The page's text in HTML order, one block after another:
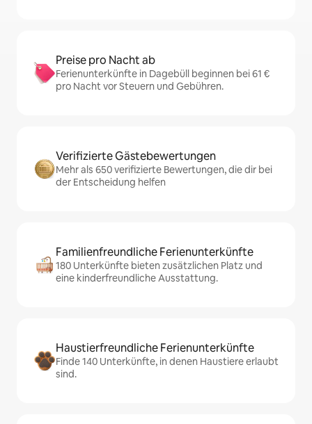
Preise pro Nacht ab
Ferienunterkünfte in Dagebüll beginnen bei 61 €
pro Nacht vor Steuern und Gebühren.
Verifizierte Gästebewertungen
Mehr als 650 verifizierte Bewertungen, die dir bei
der Entscheidung helfen
Familienfreundliche Ferienunterkünfte
180 Unterkünfte bieten zusätzlichen Platz und
eine kinderfreundliche Ausstattung.
Haustierfreundliche Ferienunterkünfte
Finde 140 Unterkünfte, in denen Haustiere erlaubt
sind.